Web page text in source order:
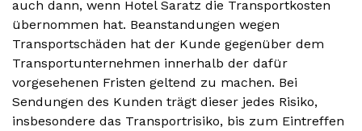
auch dann, wenn Hotel Saratz die Transportkosten
übernommen hat. Beanstandungen wegen
Transportschäden hat der Kunde gegenüber dem
Transportunternehmen innerhalb der dafür
vorgesehenen Fristen geltend zu machen. Bei
Sendungen des Kunden trägt dieser jedes Risiko,
insbesondere das Transportrisiko, bis zum Eintreffen